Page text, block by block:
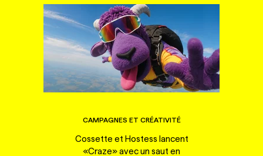
CAMPAGNES ET CRÉATIVITÉ
Cossette et Hostess lancent
«Craze» avec un saut en